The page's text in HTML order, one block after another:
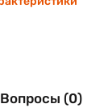
Вопросы (0)